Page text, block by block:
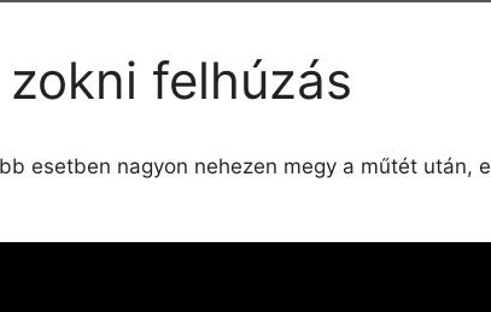
felhúzás
esetben nagyon nehezen megy a műtét után,